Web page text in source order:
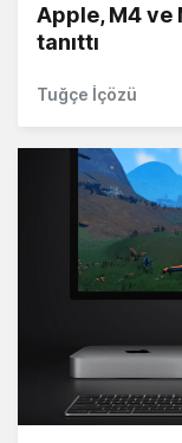
Apple, M4 ve
tanıttı
Tuğçe İçözü